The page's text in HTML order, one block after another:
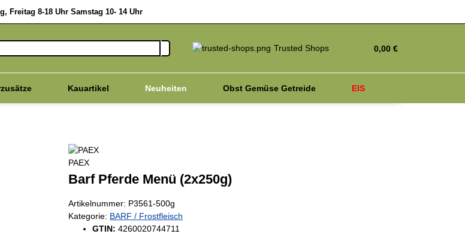
Freitag 8-18 Uhr Samstag 10- 14 Uhr
Trusted Shops 0,00 €
Kauartikel Neuheiten Obst Gemüse Getreide EIS
PAEX
Barf Pferde Menü (2x250g)
Artikelnummer: P3561-500g
Kategorie: BARF / Frostfleisch
GTIN: 4260020744711